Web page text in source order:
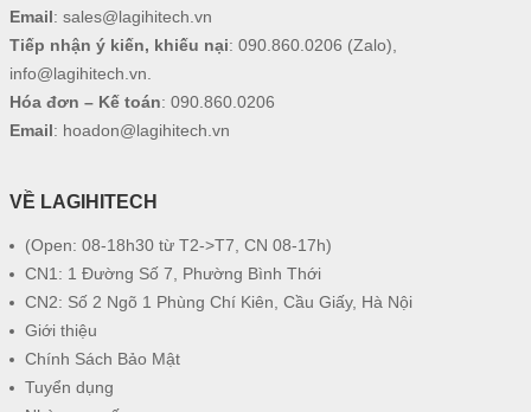
Email: sales@lagihitech.vn
Tiếp nhận ý kiến, khiếu nại: 090.860.0206 (Zalo),
info@lagihitech.vn
Hóa đơn – Kế toán: 090.860.0206
Email: hoadon@lagihitech.vn
VỀ LAGIHITECH
(Open: 08-18h30 từ T2->T7, CN 08-17h)
CN1: 1 Đường Số 7, Phường Bình Thới
CN2: Số 2 Ngõ 1 Phùng Chí Kiên, Cầu Giấy, Hà Nội
Giới thiệu
Chính Sách Bảo Mật
Tuyển dụng